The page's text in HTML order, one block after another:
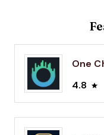
One
4.8